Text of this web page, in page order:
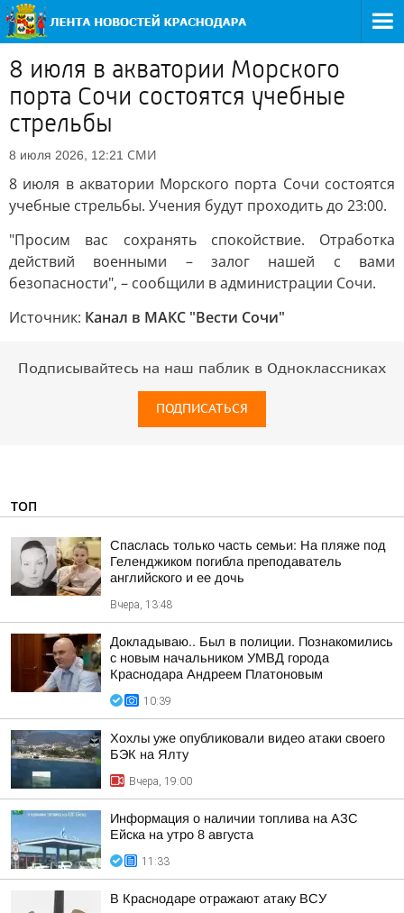
8 июля в акватории Морского
порта Сочи состоятся учебные
стрельбы
8 июля 2026, 12:21 СМИ
8 июля в акватории Морского порта Сочи состоятся
учебные стрельбы. Учения будут проходить до 23:00.
"Просим вас сохранять спокойствие. Отработка
действий военными – залог нашей с вами
безопасности", – сообщили в администрации Сочи.
Источник: Канал в МАКС "Вести Сочи"
Подписывайтесь на наш паблик в Одноклассниках
ПОДПИСАТЬСЯ
ТОП
Спаслась только часть семьи: На пляже под
Геленджиком погибла преподаватель
английского и ее дочь
Вчера, 13:48
Докладываю.. Был в полиции. Познакомились
с новым начальником УМВД города
Краснодара Андреем Платоновым
10:39
Хохлы уже опубликовали видео атаки своего
БЭК на Ялту
Вчера, 19:00
Информация о наличии топлива на АЗС
Ейска на утро 8 августа
11:33
В Краснодаре отражают атаку ВСУ